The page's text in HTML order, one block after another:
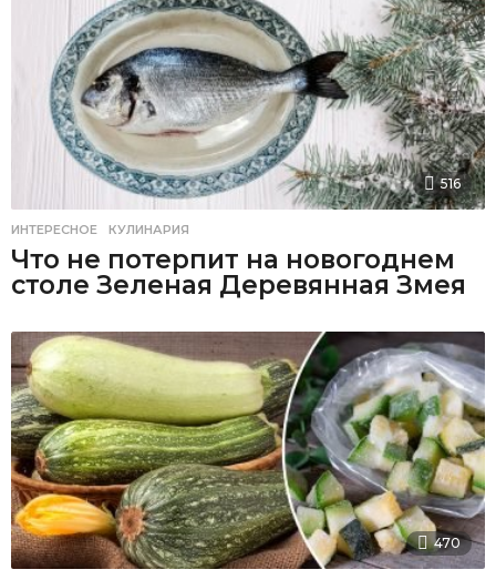
516
ИНТЕРЕСНОЕ ,КУЛИНАРИЯ
Что не потерпит на новогоднем
столе Зеленая Деревянная Змея
470